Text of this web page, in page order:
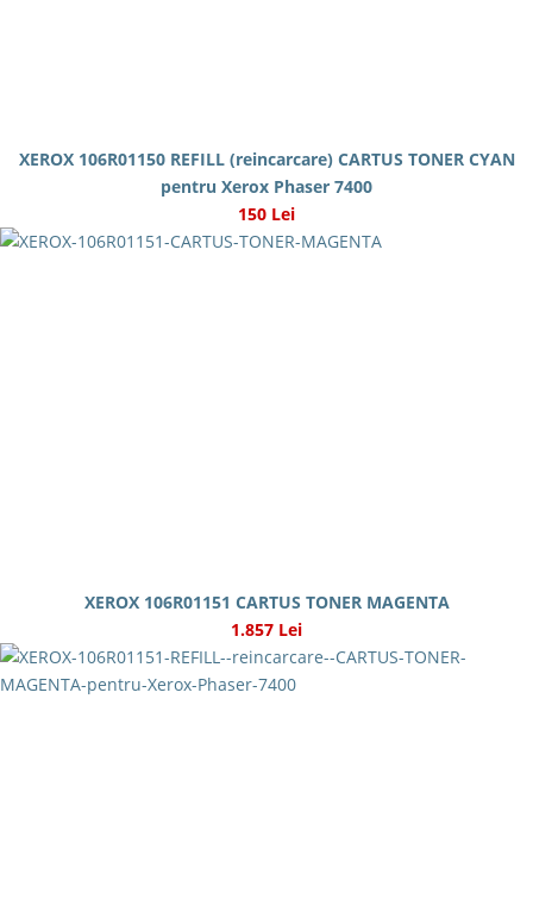
XEROX 106R01150 REFILL (reincarcare) CARTUS TONER CYAN
pentru Xerox Phaser 7400
150 Lei
XEROX 106R01151 CARTUS TONER MAGENTA
1.857 Lei